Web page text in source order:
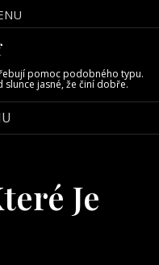
pomoc podobného typu.
slunce jasné, že činí dobře.
Je